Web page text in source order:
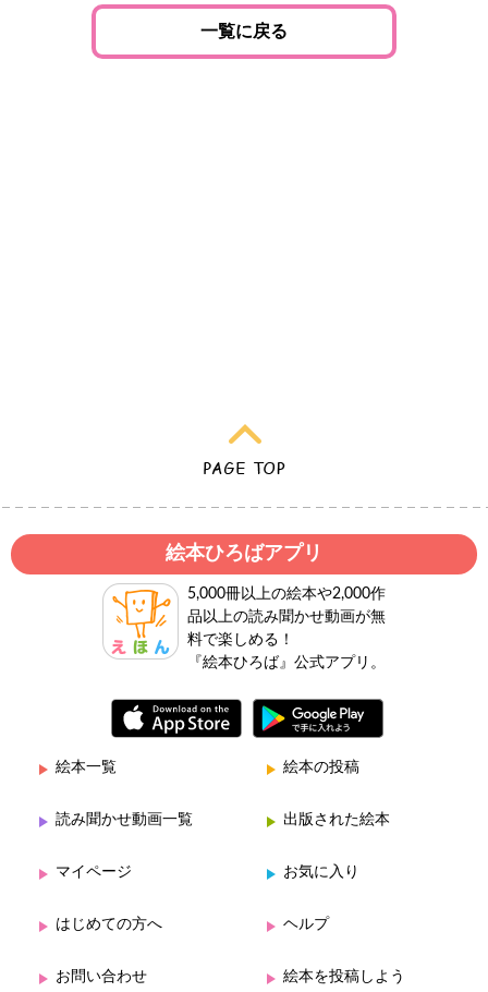
一覧に戻る
絵本ひろばアプリ
5,000冊以上の絵本や2,000作
品以上の読み聞かせ動画が無
料で楽しめる！
『絵本ひろば』公式アプリ。
絵本一覧 絵本の投稿
読み聞かせ動画一覧 出版された絵本
マイページ お気に入り
はじめての方へ ヘルプ
お問い合わせ 絵本を投稿しよう